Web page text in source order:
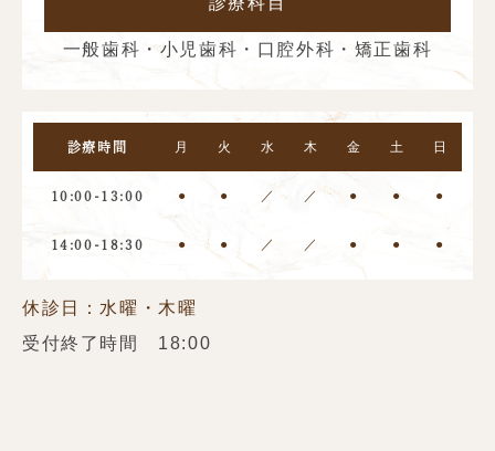
一般歯科・小児歯科・口腔外科・矯正歯科
診療時間 月 火 水 木 金 土 日
10:00-13:00 ● ● ／ ／ ● ● ●
14:00-18:30 ● ● ／ ／ ● ● ●
休診日：水曜・木曜
受付終了時間 18:00